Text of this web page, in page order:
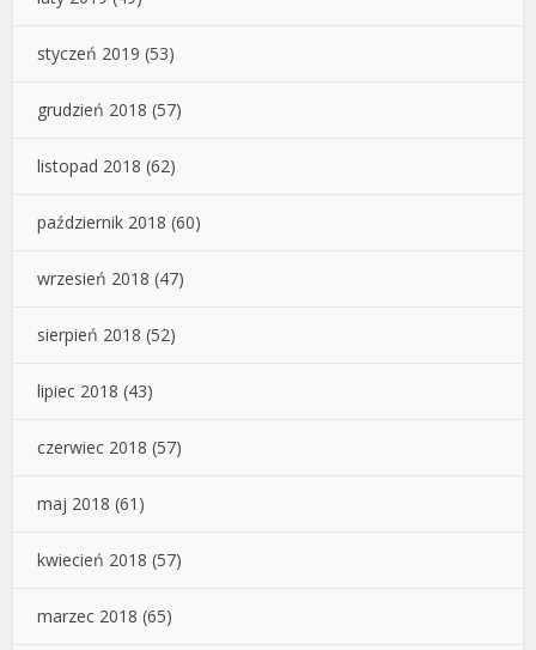
styczeń 2019 (53)
grudzień 2018 (57)
listopad 2018 (62)
październik 2018 (60)
wrzesień 2018 (47)
sierpień 2018 (52)
lipiec 2018 (43)
czerwiec 2018 (57)
maj 2018 (61)
kwiecień 2018 (57)
marzec 2018 (65)